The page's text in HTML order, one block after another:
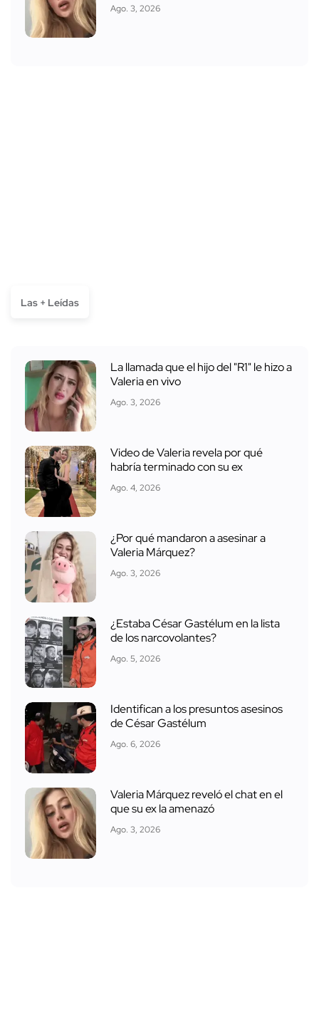
Ago. 3, 2026
Las + Leídas
La llamada que el hijo del "R1" le hizo a
Valeria en vivo
Ago. 3, 2026
Video de Valeria revela por qué
habría terminado con su ex
Ago. 4, 2026
¿Por qué mandaron a asesinar a
Valeria Márquez?
Ago. 3, 2026
¿Estaba César Gastélum en la lista
de los narcovolantes?
Ago. 5, 2026
Identifican a los presuntos asesinos
de César Gastélum
Ago. 6, 2026
Valeria Márquez reveló el chat en el
que su ex la amenazó
Ago. 3, 2026